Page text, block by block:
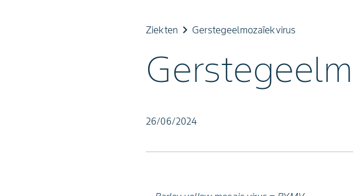
Ziekten keyboard_arrow_right Gerstegeelmozaïekvirus
26/06/2024